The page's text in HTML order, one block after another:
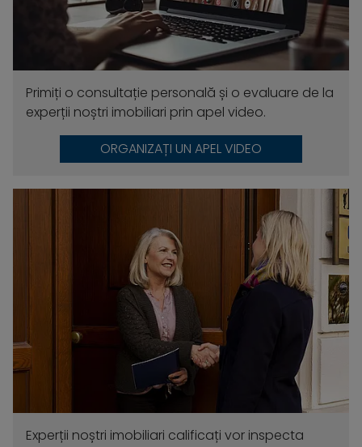
Primiți o consultație personală și o evaluare de la
experții noștri imobiliari prin apel video.
ORGANIZAȚI UN APEL VIDEO
Experții noștri imobiliari calificați vor inspecta